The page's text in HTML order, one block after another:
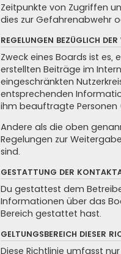
Zeitpunkte von Zugriffen
dies zur Gefahrenabwehr
REGELUNGEN BEZÜGLICH
Zweck eines Boards ist
erstellten Beiträge im
eingeschränkten
entsprechenden
ihm beauftragte
Andere als die oben
Regelungen zur
sind.
GESTATTUNG DER
Du gestattest dem
Informationen über das
Bereich gestattet hast.
GELTUNGSBEREICH DIESER
Diese Richtlinie umfasst